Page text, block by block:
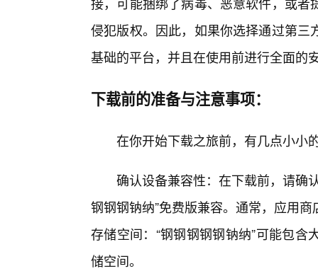
侵犯版权。因此，如果你选择通过第
基础的平台，并且在使用前进行全面的
下载前的准备与注意事项：
在你开始下载之旅前，有几点小小
确认设备兼容性：在下载前，请确
钢钢钢钠纳”免费版兼容。通常，应用
存储空间：“钢钢钢钢钢钠纳”可能包
储空间。